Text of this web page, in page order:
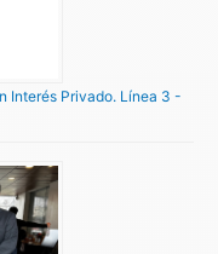
Interés Privado. Línea 3 -